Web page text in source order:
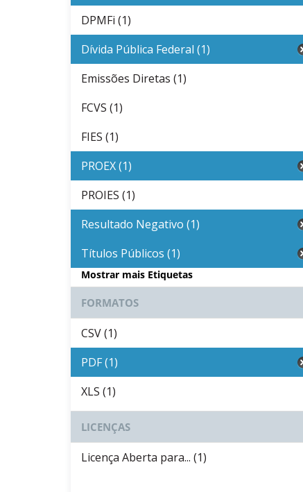
DPMFi (1)
Dívida Pública Federal (1)
Emissões Diretas (1)
FCVS (1)
FIES (1)
PROEX (1)
PROIES (1)
Resultado Negativo (1)
Títulos Públicos (1)
Mostrar mais Etiquetas
FORMATOS
CSV (1)
PDF (1)
XLS (1)
LICENÇAS
Licença Aberta para... (1)